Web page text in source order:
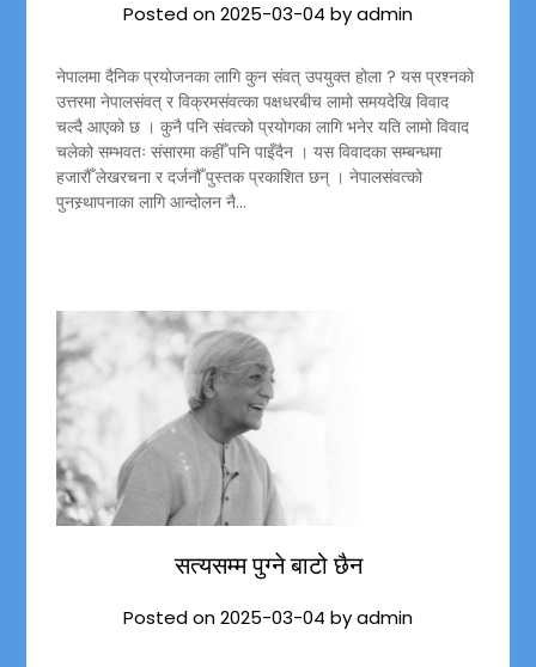
Posted on2025-03-04 byadmin
नेपालमा दैनिक प्रयोजनका लागि कुन संवत् उपयुक्त होला ? यस प्रश्नको
उत्तरमा नेपालसंवत् र विक्रमसंवत्का पक्षधरबीच लामो समयदेखि विवाद
चल्दै आएको छ । कुनै पनि संवत्को प्रयोगका लागि भनेर यति लामो विवाद
चलेको सम्भवतः संसारमा कहीँ पनि पाइँदैन । यस विवादका सम्बन्धमा
हजारौँ लेखरचना र दर्जनौँ पुस्तक प्रकाशित छन् । नेपालसंवत्को
पुनस्र्थापनाका लागि आन्दोलन नै…
सत्यसम्म पुग्ने बाटो छैन
Posted on2025-03-04 byadmin